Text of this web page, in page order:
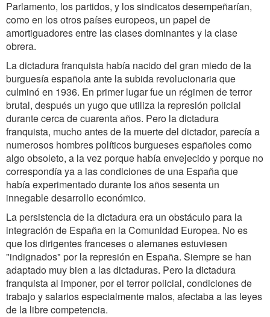
Parlamento, los partidos, y los sindicatos desempeñarían,
como en los otros países europeos, un papel de
amortiguadores entre las clases dominantes y la clase
obrera.
La dictadura franquista había nacido del gran miedo de la
burguesía española ante la subida revolucionaria que
culminó en 1936. En primer lugar fue un régimen de terror
brutal, después un yugo que utiliza la represión policial
durante cerca de cuarenta años. Pero la dictadura
franquista, mucho antes de la muerte del dictador, parecía a
numerosos hombres políticos burgueses españoles como
algo obsoleto, a la vez porque había envejecido y porque no
correspondía ya a las condiciones de una España que
había experimentado durante los años sesenta un
innegable desarrollo económico.
La persistencia de la dictadura era un obstáculo para la
integración de España en la Comunidad Europea. No es
que los dirigentes franceses o alemanes estuviesen
"indignados" por la represión en España. Siempre se han
adaptado muy bien a las dictaduras. Pero la dictadura
franquista al imponer, por el terror policial, condiciones de
trabajo y salarios especialmente malos, afectaba a las leyes
de la libre competencia.